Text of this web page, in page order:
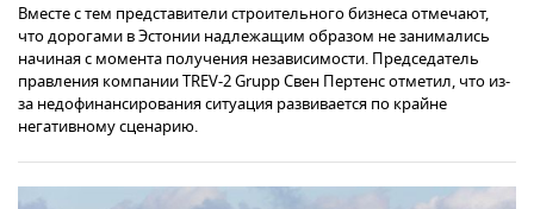
Вместе с тем представители строительного бизнеса отмечают,
что дорогами в Эстонии надлежащим образом не занимались
начиная с момента получения независимости. Председатель
правления компании TREV-2 Grupp Свен Пертенс отметил, что из-
за недофинансирования ситуация развивается по крайне
негативному сценарию.